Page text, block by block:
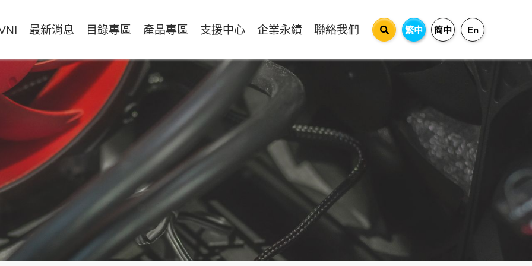
最新消息 目錄專區 產品專區 支援中心 企業永績 聯絡我們 繁中 简中 En